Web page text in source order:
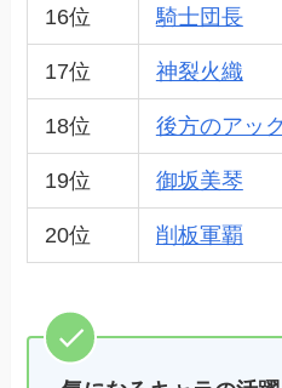
16位 騎士団長
17位 神裂火織
18位 後方のアッ
19位 御坂美琴
20位 削板軍覇